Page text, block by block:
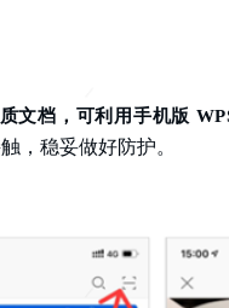
文档，可利用手机版
，稳妥做好防护。